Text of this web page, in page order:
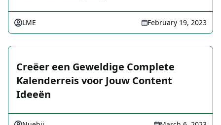
LME February 19, 2023
Creëer een Geweldige Complete
Kalenderreis voor Jouw Content
Ideeën